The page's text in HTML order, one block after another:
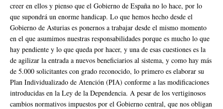
creer en ellos y pienso que el Gobierno de España no lo hace, por lo
que supondrá un enorme handicap. Lo que hemos hecho desde el
Gobierno de Asturias es ponernos a trabajar desde el mismo momento
en el que asumimos nuestras responsabilidades porque es mucho lo que
hay pendiente y lo que queda por hacer, y una de esas cuestiones es la
de agilizar la entrada a nuevos beneficiarios al sistema, y como hay más
de 5.000 solicitantes con grado reconocido, lo primero es elaborar su
Plan Individualizado de Atención (PIA) conforme a las modificaciones
introducidas en la Ley de la Dependencia. A pesar de los vertiginosos
cambios normativos impuestos por el Gobierno central, que nos obligan